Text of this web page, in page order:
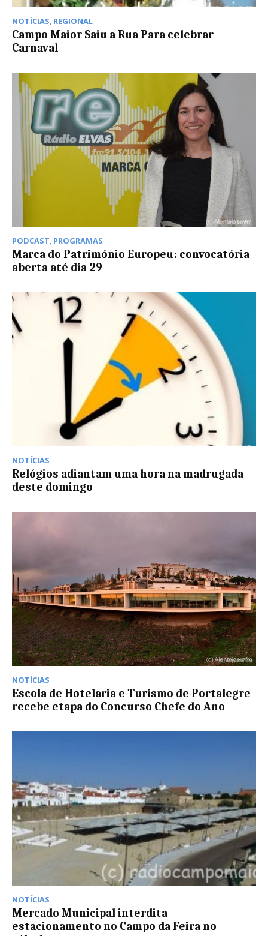
NOTÍCIAS, REGIONAL
Campo Maior Saiu a Rua Para celebrar
Carnaval
PODCAST, PROGRAMAS
Marca do Património Europeu: convocatória
aberta até dia 29
NOTÍCIAS
Relógios adiantam uma hora na madrugada
deste domingo
NOTÍCIAS
Escola de Hotelaria e Turismo de Portalegre
recebe etapa do Concurso Chefe do Ano
NOTÍCIAS
Mercado Municipal interdita
estacionamento no Campo da Feira no